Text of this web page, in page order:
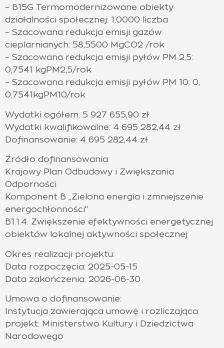
– B15G Termomodernizowane obiekty
działalności społecznej: 1,0000 liczba
– Szacowana redukcja emisji gazów
cieplarnianych: 58,5500 MgCO2 /rok
– Szacowana redukcja emisji pyłów PM 2,5:
0,7541 kgPM2,5/rok
– Szacowana redukcja emisji pyłów PM 10: 0,
0,7541kgPM10/rok
Wydatki ogółem: 5 927 655,90 zł
Wydatki kwalifikowalne: 4 695 282,44 zł
Dofinansowanie: 4 695 282,44 zł
Źródło dofinansowania:
Krajowy Plan Odbudowy i Zwiększania
Odporności
Komponent B „Zielona energia i zmniejszenie
energochłonności”
B1.1.4. Zwiększenie efektywności energetycznej
obiektów lokalnej aktywności społecznej
Okres realizacji projektu:
Data rozpoczęcia: 2025-05-15
Data zakończenia: 2026-06-30
Umowa o dofinansowanie:
Instytucja zawierająca umowę i rozliczająca
projekt: Ministerstwo Kultury i Dziedzictwa
Narodowego